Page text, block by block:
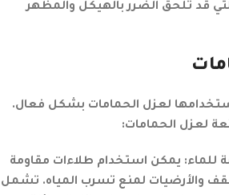
قد تلحق الضرر بالهيكل والمظهر
لعزل الحمامات بشكل فعال.
لعزل الحمامات:
للماء: يمكن استخدام طلاءات مقاومة
والأرضيات لمنع تسرب المياه. تشمل